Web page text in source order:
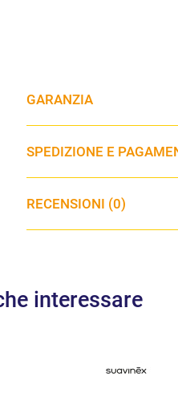
GARANZIA
SPEDIZIONE E
RECENSIONI (0)
interessare